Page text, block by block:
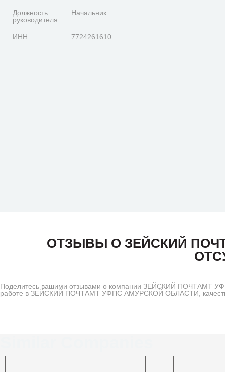
Должность
руководителя
Начальник
ИНН 7724261610
ОТЗЫВЫ О ЗЕЙСКИЙ
Поделитесь вашими отзывами о компании ЗЕЙСКИЙ ПОЧТАМТ
работе в ЗЕЙСКИЙ ПОЧТАМТ УФПС АМУРСКОЙ ОБЛАСТИ, качестве